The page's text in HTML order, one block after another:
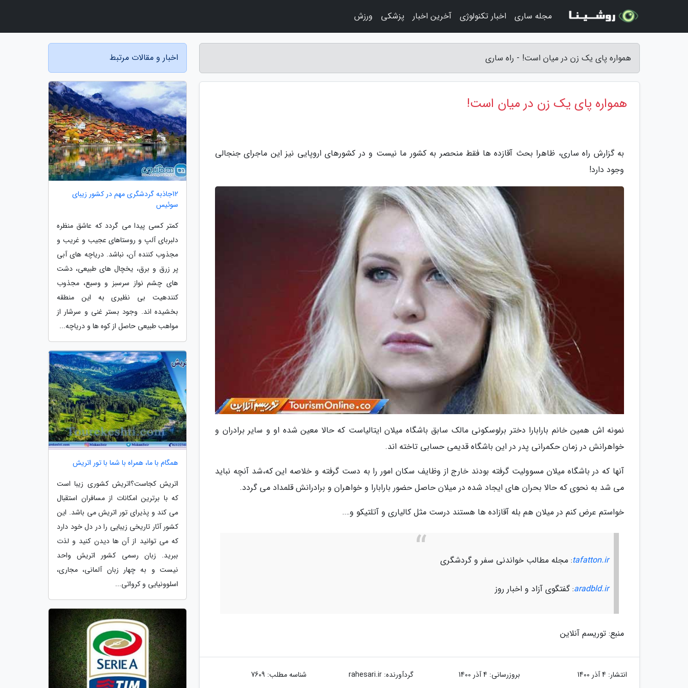
همواره پای یک زن در میان است! - راه ساری
همواره پای یک زن در میان است!
به گزارش راه ساری، ظاهرا بحث آقازده ها فقط منحصر به کشور ما نیست و در کشورهای اروپایی نیز این ماجرای جنجالی
وجود دارد!
نمونه اش همین خانم بارابارا دختر برلوسکونی مالک سابق باشگاه میلان ایتالیاست که حالا معین شده او و سایر برادران و
خواهرانش در زمان حکمرانی پدر در این باشگاه قدیمی حسابی تاخته اند.
آنها که در باشگاه میلان مسوولیت گرفته بودند خارج از وظایف سکان امور را به دست گرفته و خلاصه این که،شد آنچه نباید
می شد به نحوی که حالا بحران های ایجاد شده در میلان حاصل حضور بارابارا و خواهران و برادرانش قلمداد می گردد.
خواستم عرض کنم در میلان هم بله آقازاده ها هستند درست مثل کالیاری و آتلتیکو و….
tafatton.ir: مجله مطالب خواندنی سفر و گردشگری
aradbld.ir: گفتگوی آزاد و اخبار روز
منبع: توریسم آنلاین
انتشار: 4 آذر 1400 بروزرسانی: 4 آذر 1400 گردآورنده:rahesari.ir شناسه مطلب: 7609
اخبار و مقالات مرتبط
12جاذبه گردشگری مهم در کشور زیبای
سوئیس
کمتر کسی پیدا می گردد که عاشق منظره
دلبربای آلپ و روستاهای عجیب و غریب و
مجذوب کننده آن، نباشد. دریاچه های آبی
پر زرق و برق، یخچال های طبیعی، دشت
های چشم نواز سرسبز و وسیع، مجذوب
کنندهیت بی نظیری به این منطقه
بخشیده اند. وجود بستر غنی و سرشار از
مواهب طبیعی حاصل از کوه ها و دریاچه...
همگام با ما، همراه با شما با تور اتریش
اتریش کجاست؟اتریش کشوری زیبا است
که با برترین امکانات از مسافران استقبال
می کند و پذیرای تور اتریش می باشد. این
کشور آثار تاریخی زیبایی را در دل خود دارد
که می توانید از آن ها دیدن کنید و لذت
ببرید. زبان رسمی کشور اتریش واحد
نیست و به چهار زبان آلمانی، مجاری،
اسلوونیایی و کرواتی...
مجله ساری اخبار تکنولوژی آخرین اخبار پزشکی ورزش